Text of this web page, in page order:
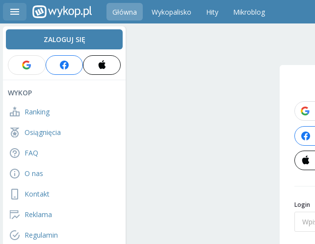
Główna Wykopalisko Hity Mikroblog
ZALOGUJ SIĘ
WYKOP
Ranking
Osiągnięcia
FAQ
O nas
Kontakt
Reklama
Regulamin
Login